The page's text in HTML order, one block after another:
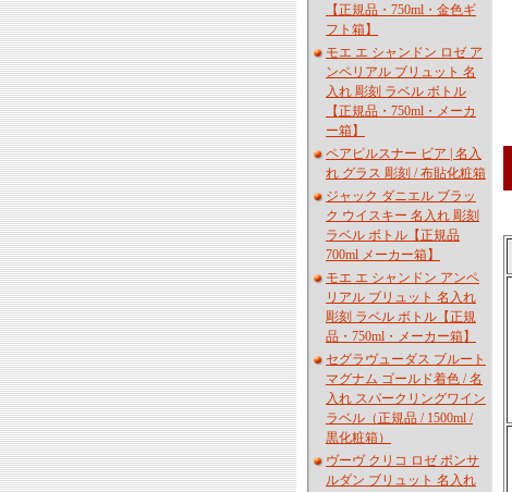
【正規品・750ml・金色ギ
フト箱】
モエ エ シャンドン ロゼ ア
ンペリアル ブリュット 名
入れ 彫刻 ラベル ボトル
【正規品・750ml・メーカ
ー箱】
ペアピルスナー ビア | 名入
れ グラス 彫刻 / 布貼化粧箱
ジャック ダニエル ブラッ
ク ウイスキー 名入れ 彫刻
ラベル ボトル【正規品
700ml メーカー箱】
モエ エ シャンドン アンペ
リアル ブリュット 名入れ
彫刻 ラベル ボトル【正規
品・750ml・メーカー箱】
セグラヴューダス ブルート
マグナム ゴールド着色 / 名
入れ スパークリングワイン
ラベル（正規品 / 1500ml /
黒化粧箱）
ヴーヴ クリコ ロゼ ポンサ
ルダン ブリュット 名入れ